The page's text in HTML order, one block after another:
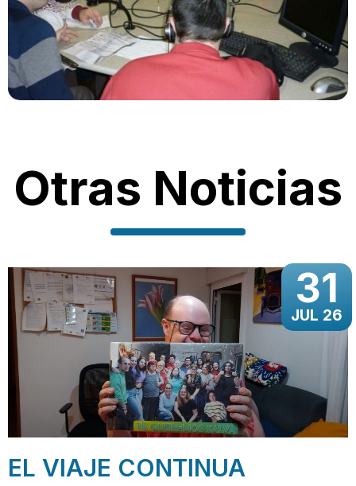
Otras Noticias
31
JUL 26
EL VIAJE CONTINUA